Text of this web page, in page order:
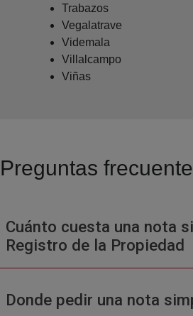
Trabazos
Vegalatrave
Videmala
Villalcampo
Viñas
Preguntas
Cuánto cuesta una nota
Registro de la Propiedad
Donde pedir una nota